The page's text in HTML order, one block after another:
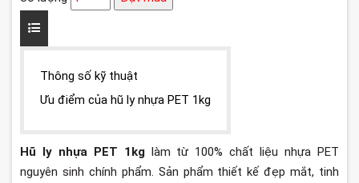
Thông số kỹ thuật
Ưu điểm của hũ ly nhựa PET 1kg
Hũ ly nhựa PET 1kglàm từ 100% chất liệu nhựa PET
nguyên sinh chính phẩm. Sản phẩm thiết kế đẹp mắt, tinh